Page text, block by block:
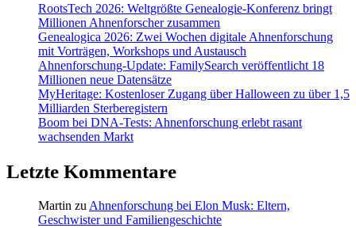
RootsTech 2026: Weltgrößte Genealogie-Konferenz bringt
Millionen Ahnenforscher zusammen
Genealogica 2026: Zwei Wochen digitale Ahnenforschung
mit Vorträgen, Workshops und Austausch
Ahnenforschung-Update: FamilySearch veröffentlicht 18
Millionen neue Datensätze
MyHeritage: Kostenloser Zugang über Halloween zu über 1,5
Milliarden Sterberegistern
Boom bei DNA-Tests: Ahnenforschung erlebt rasant
wachsenden Markt
Letzte Kommentare
Martin zu Ahnenforschung bei Elon Musk: Eltern,
Geschwister und Familiengeschichte